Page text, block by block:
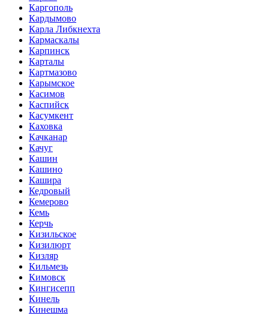
Каргополь
Кардымово
Карла Либкнехта
Кармаскалы
Карпинск
Карталы
Картмазово
Карымское
Касимов
Каспийск
Касумкент
Каховка
Качканар
Качуг
Кашин
Кашино
Кашира
Кедровый
Кемерово
Кемь
Керчь
Кизильское
Кизилюрт
Кизляр
Кильмезь
Кимовск
Кингисепп
Кинель
Кинешма